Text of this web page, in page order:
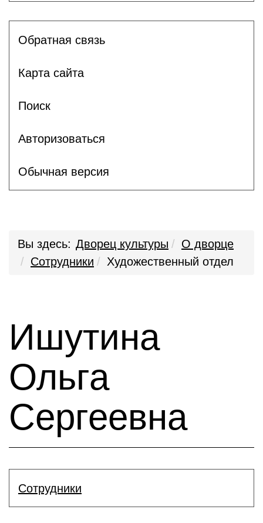
Обратная связь
Карта сайта
Поиск
Авторизоваться
Обычная версия
Вы здесь: Дворец культуры
О дворце
Сотрудники
Художественный отдел
Ишутина
Ольга
Сергеевна
Сотрудники